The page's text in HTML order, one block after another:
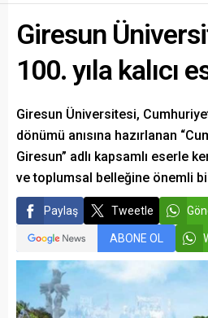
belirtildi.
Giresun
100. yıla kalıcı
Giresun Üniversitesi,
dönümü anısına hazırlanan
Giresun” adlı kapsamlı eserle
ve toplumsal belleğine önemli
Paylaş Tweetle
ABONE OL